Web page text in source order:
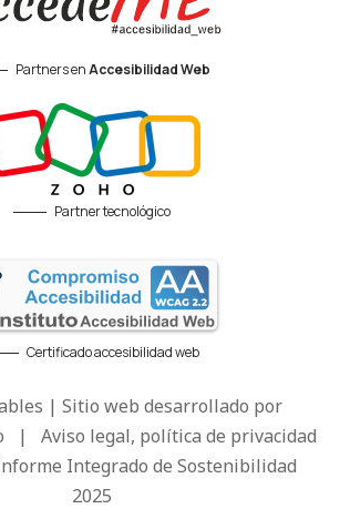
Partners enAccesibilidad Web
Partner tecnológico
Certificado accesibilidad web
| Sitio web desarrollado por
| Aviso legal, política de privacidad
Integrado de Sostenibilidad
2025